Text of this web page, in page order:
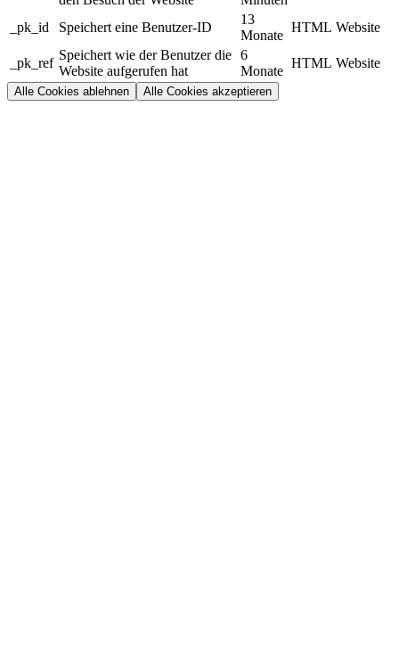
_pk_id Speichert eine Benutzer-ID
13
Monate
HTML Website
_pk_ref
Speichert wie der Benutzer die
Website aufgerufen hat
6
Monate
HTML Website
Alle Cookies ablehnen Alle Cookies akzeptieren